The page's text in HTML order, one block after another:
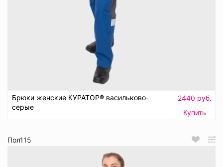
Брюки женские КУРАТОР® васильково-
серые
2440 руб.
Купить
Пол115